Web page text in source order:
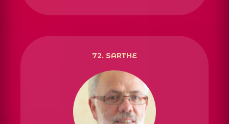
72. SARTHE